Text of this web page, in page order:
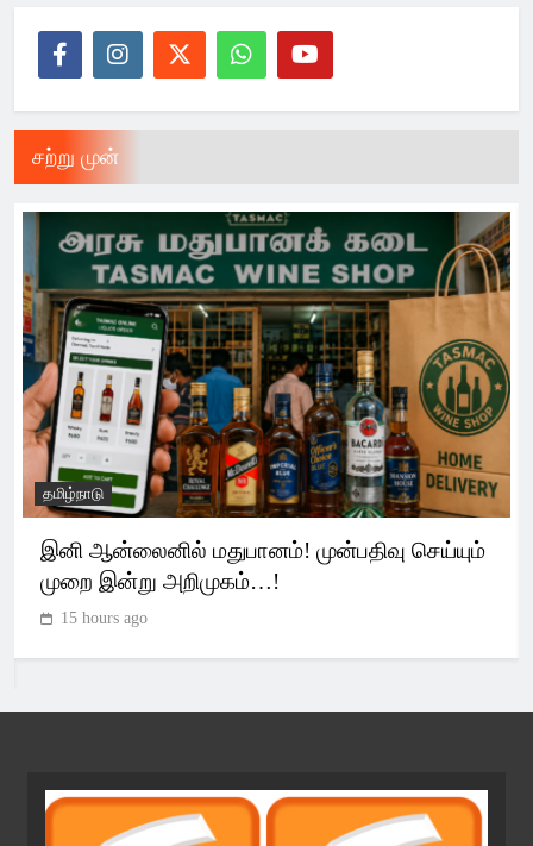
சற்று முன்
தமிழ்நாடு
இனி ஆன்லைனில் மதுபானம்! முன்பதிவு செய்யும்
முறை இன்று அறிமுகம்…!
15 hours ago